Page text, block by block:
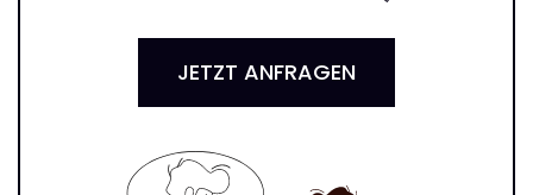
JETZT ANFRAGEN